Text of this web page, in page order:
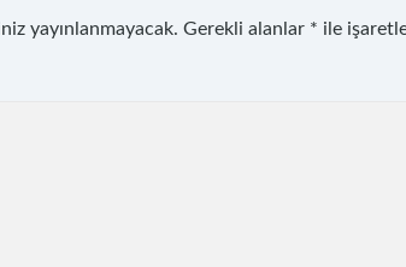
yayınlanmayacak. Gerekli alanlar * ile